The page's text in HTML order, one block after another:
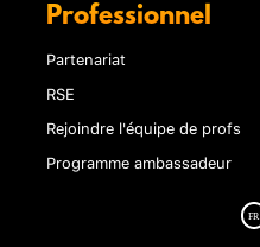
Professionnel
Partenariat
RSE
Rejoindre l'équipe de profs
Programme ambassadeur